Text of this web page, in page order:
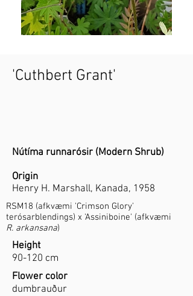
'Cuthbert Grant'
Nútíma runnarósir (Modern Shrub)
Origin
Henry H. Marshall, Kanada, 1958
RSM18 (afkvæmi 'Crimson Glory'
terósarblendings) x 'Assiniboine' (afkvæmi
R. arkansana)
Height
90-120 cm
Flower color
dumbrauður